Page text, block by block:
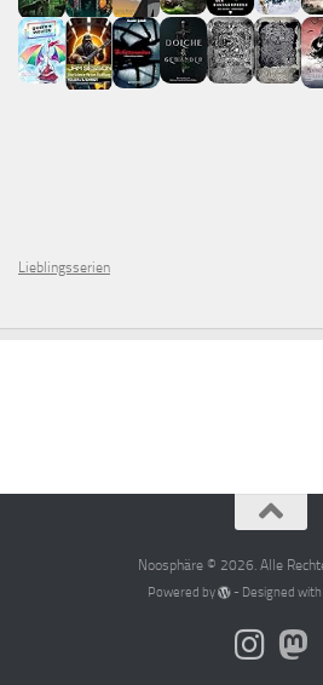
Lieblingsserien
Noosphäre © 2026. Alle
Powered by - Designed with